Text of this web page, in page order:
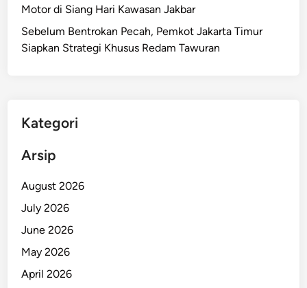
Motor di Siang Hari Kawasan Jakbar
Sebelum Bentrokan Pecah, Pemkot Jakarta Timur
Siapkan Strategi Khusus Redam Tawuran
Kategori
Arsip
August 2026
July 2026
June 2026
May 2026
April 2026